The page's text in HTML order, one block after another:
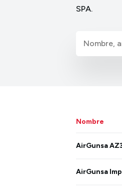
SPA.
Nombre
AirGunsa
AirGunsa